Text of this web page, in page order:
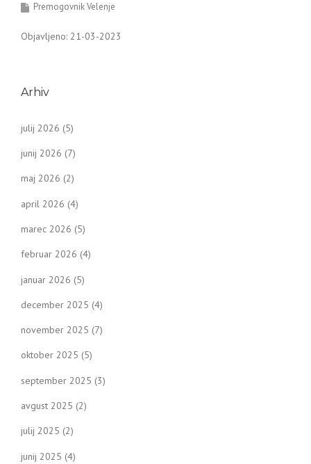
Premogovnik Velenje
Objavljeno: 21-03-2023
Arhiv
julij 2026 (5)
junij 2026 (7)
maj 2026 (2)
april 2026 (4)
marec 2026 (5)
februar 2026 (4)
januar 2026 (5)
december 2025 (4)
november 2025 (7)
oktober 2025 (5)
september 2025 (3)
avgust 2025 (2)
julij 2025 (2)
junij 2025 (4)